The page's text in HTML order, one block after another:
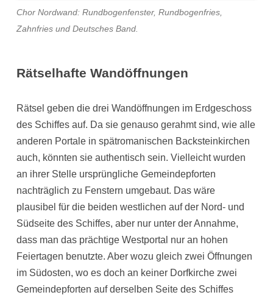
Chor Nordwand: Rundbogenfenster, Rundbogenfries,
Zahnfries und Deutsches Band.
Rätselhafte Wandöffnungen
Rätsel geben die drei Wandöffnungen im Erdgeschoss
des Schiffes auf. Da sie genauso gerahmt sind, wie alle
anderen Portale in spätromanischen Backsteinkirchen
auch, könnten sie authentisch sein. Vielleicht wurden
an ihrer Stelle ursprüngliche Gemeindepforten
nachträglich zu Fenstern umgebaut. Das wäre
plausibel für die beiden westlichen auf der Nord- und
Südseite des Schiffes, aber nur unter der Annahme,
dass man das prächtige Westportal nur an hohen
Feiertagen benutzte. Aber wozu gleich zwei Öffnungen
im Südosten, wo es doch an keiner Dorfkirche zwei
Gemeindepforten auf derselben Seite des Schiffes